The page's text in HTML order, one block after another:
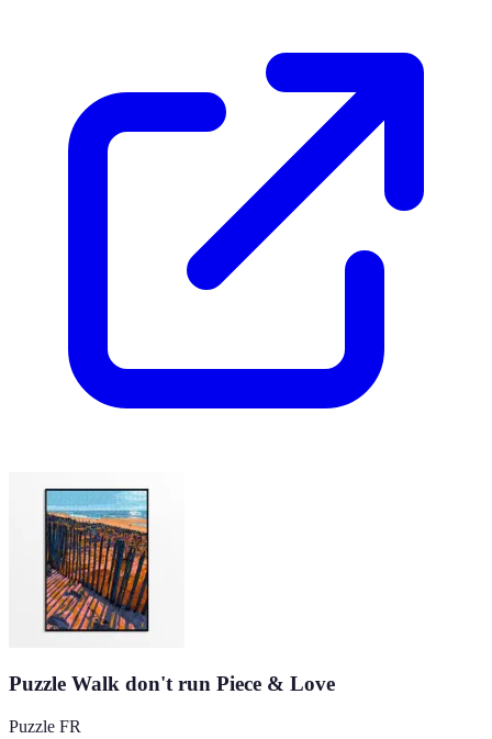
Puzzle Walk don't run Piece & Love
Puzzle FR